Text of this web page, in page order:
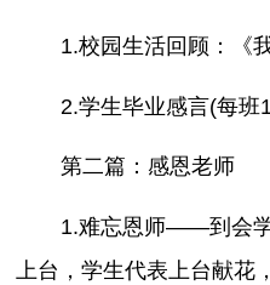
1.校园生活回顾：《
2.学生毕业感言(每班
第二篇：感恩老师
1.难忘恩师——到会
上台，学生代表上台献花